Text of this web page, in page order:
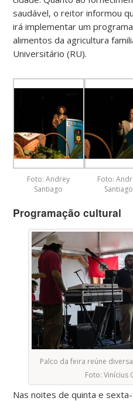
saudável, o reitor informou
irá implementar um
alimentos da agricultura
Universitário (RU).
Foto: Andrey
Santiago
Foto:
Santiago
Programação cultural
Palco da feira reúne
Foto: Vinícius
Nas noites de quinta e